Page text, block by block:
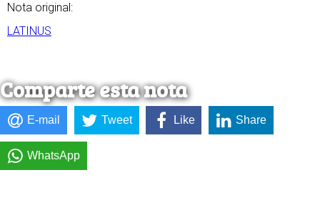
Nota original:
LATINUS
Comparte esta nota
E-mail Tweet Like Share
WhatsApp